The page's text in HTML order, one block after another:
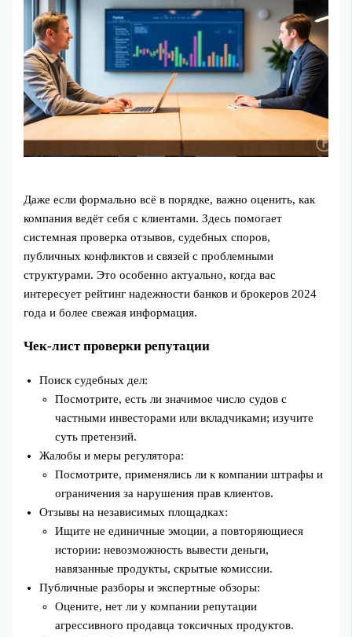
Даже если формально всё в порядке, важно оценить, как
компания ведёт себя с клиентами. Здесь помогает
системная проверка отзывов, судебных споров,
публичных конфликтов и связей с проблемными
структурами. Это особенно актуально, когда вас
интересует рейтинг надежности банков и брокеров 2024
года и более свежая информация.
Чек-лист проверки репутации
Поиск судебных дел:
Посмотрите, есть ли значимое число судов с
частными инвесторами или вкладчиками; изучите
суть претензий.
Жалобы и меры регулятора:
Посмотрите, применялись ли к компании штрафы и
ограничения за нарушения прав клиентов.
Отзывы на независимых площадках:
Ищите не единичные эмоции, а повторяющиеся
истории: невозможность вывести деньги,
навязанные продукты, скрытые комиссии.
Публичные разборы и экспертные обзоры:
Оцените, нет ли у компании репутации
агрессивного продавца токсичных продуктов.